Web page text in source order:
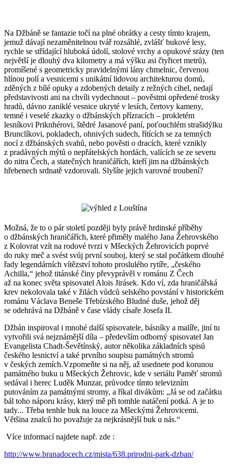
Na Džbáně se fantazie točí na plné obrátky a cesty tímto krajem,
jemuž dávají nezaměnitelnou tvář rozsáhlé, zvlášť bukové lesy,
rychle se střídající hluboká údolí, stolové vrchy a opukové srázy (ten
největší je dlouhý dva kilometry a má výšku asi čtyřicet metrů),
promíšené s geometricky pravidelnými lány chmelnic, červenou
hlínou polí a vesnicemi s unikátní lidovou architekturou domů,
zděných z bílé opuky a zdobených detaily z režných cihel, nedají
představivosti ani na chvíli vydechnout – pověstmi opředené trosky
hradů, dávno zaniklé vesnice ukryté v lesích, čertovy kameny,
temné i veselé zkazky o džbánských přízracích – prokletém
lesníkovi Priknhérovi, štědré Jasanové paní, poťouchlém strašidýlku
Brunclíkovi, pokladech, ohnivých sudech, řítících se za temných
nocí z džbánských svahů, nebo pověsti o dracích, které vznikly
z pradávných mýtů o nepřátelských hordách, valících se ze severu
do nitra Čech, a statečných hraničářích, kteří jim na džbánských
hřebenech srdnatě vzdorovali. Slyšíte jejich varovné troubení?
Možná, že to o pár století později byly právě hrdinské příběhy
o džbánských hraničářích, které přiměly malého Jana Žehrovského
z Kolovrat vzít na rodové tvrzi v Mšeckých Žehrovicích poprvé
do ruky meč a svést svůj první souboj, který se stal počátkem dlouhé
řady legendárních vítězství tohoto proslulého rytíře, „českého
Achilla,“ jehož titánské činy převyprávěl v románu Z Čech
až na konec světa spisovatel Alois Jirásek. Kdo ví, zda hraničářská
krev nekolovala také v žilách vůdců selského povstání v historickém
románu Václava Beneše Třebízského Bludné duše, jehož děj
se odehrává na Džbáně v čase vlády císaře Josefa II.
Džbán inspiroval i mnohé další spisovatele, básníky a malíře, jiní tu
vytvořili svá nejznámější díla – především odborný spisovatel Jan
Evangelista Chadt-Ševětínský, autor několika základních spisů
českého lesnictví a také prvního soupisu památných stromů
v českých zemích.Vzpomeňte si na něj, až usednete pod korunou
památného buku u Mšeckých Žehrovic, kde v seriálu Paměť stromů
sedával i herec Luděk Munzar, průvodce tímto televizním
putováním za památnými stromy, a říkal divákům: „Já se od začátku
bál toho náporu krásy, který mě při tomhle natáčení potká. A je to
tady... Třeba tenhle buk na louce za Mšeckými Žehrovicemi.
Většina znalců ho považuje za nejkrásnější buk u nás.“
Více informací najdete např. zde :
http://www.branadocech.cz/mista/638.prirodni-park-dzban/